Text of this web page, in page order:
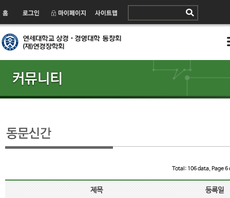
Total: 106 data, Page 6
제목 등록일